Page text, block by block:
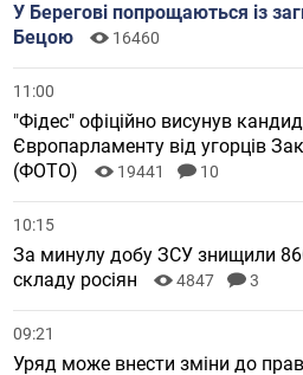
У Берегові попрощаються із
Бецою
16460
11:00
"Фідес" офіційно висунув
Європарламенту від угорців
(ФОТО)
19441 10
10:15
За минулу добу ЗСУ знищили
складу росіян
4847 3
09:21
Уряд може внести зміни до